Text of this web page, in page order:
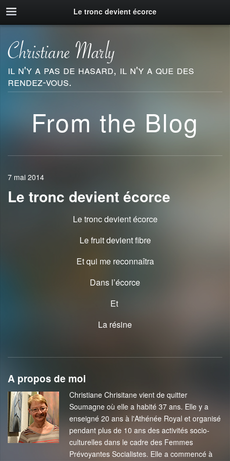
Le tronc devient écorce
il n'y a pas de hasard, il n'y a que des
rendez-vous.
From the Blog
7 mai 2014
Le tronc devient écorce
Le tronc devient écorce
Le fruit devient fibre
Et qui me reconnaîtra
Dans l’écorce
Et
La résine
A propos de moi
Christiane Chrisitane vient de quitter
Soumagne où elle a habité 37 ans. Elle y a
enseigné 20 ans à l'Athénée Royal et organisé
pendant plus de 10 ans des activités socio-
culturelles dans le cadre des Femmes
Prévoyantes Socialistes. Elle a commencé à